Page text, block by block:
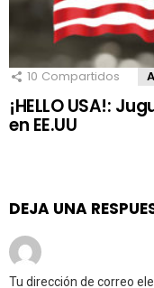
10 Compartidos
¡HELLO USA!:
en EE.UU
DEJA UNA
Tu dirección de correo